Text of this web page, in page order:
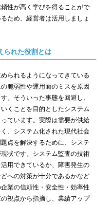
性が高く学びを得ることがで
ため、経営者は活用しましょ
られた役割とは
られるようになってきている
脆弱性や運用面のミスを原因
。そういった事態を回避し、
くことを目的としたシステム
ています。実際は需要が供給
、システム化された現代社会
点を解決するために、システ
状です。システム監査の技術
用できているか、障害発生の
への対策が十分であるかなど
業の信頼性・安全性・効率性
視点から指摘し、業績アップ